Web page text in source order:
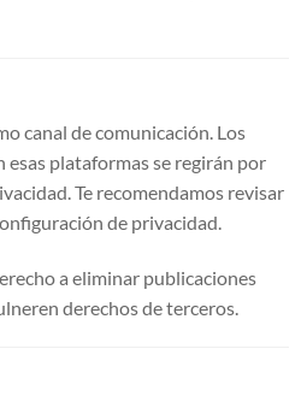
canal de comunicación. Los
plataformas se regirán por
Te recomendamos revisar
de privacidad.
a eliminar publicaciones
derechos de terceros.